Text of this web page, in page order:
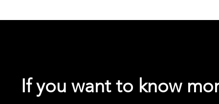
If you want to know